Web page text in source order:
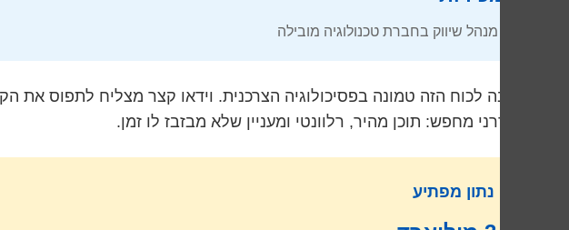
– מנהל שיווק בחברת טכנולוגיה מובילה
המודרני מחפש: תוכן מהיר, רלוונטי ומעניין שלא מבזבז לו זמן.
נתון מפתיע